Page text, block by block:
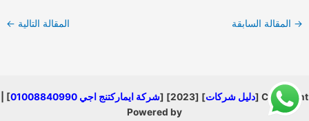
→ المقالة السابقة المقالة التالية ←
Copyright [ دليل شركات] [2023] [ شركة ايماركتنج اجي 01008840990
] |
Powered by